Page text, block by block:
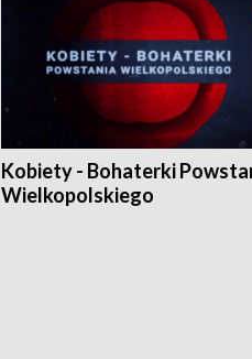
Kobiety - Bohaterki
Wielkopolskiego